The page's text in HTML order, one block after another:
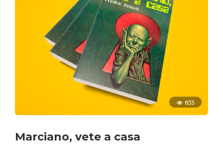
833
Marciano, vete a casa